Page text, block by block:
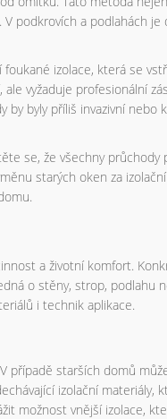
podkrovích a podlahách je
izolace, která se
vyžaduje profesionální
byly příliš invazivní nebo
se, že všechny průchody
starých oken za
a životní komfort.
o stěny, strop, podlahu
i technik aplikace.
případě starších domů
izolační materiály,
možnost vnější izolace,